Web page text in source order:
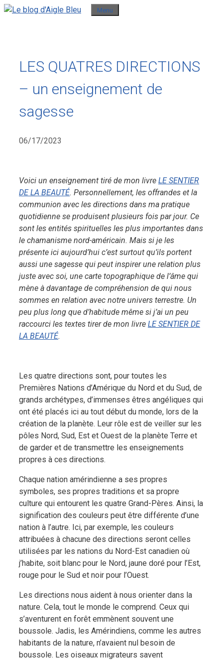
Aller
Menu
LES QUATRES DIRECTIONS
– un enseignement de
sagesse
06/17/2023
Voici un enseignement tiré de mon livre LE SENTIER
DE LA BEAUTÉ. Personnellement, les offrandes et la
communion avec les directions dans ma pratique
quotidienne se produisent plusieurs fois par jour. Ce
sont les entités spirituelles les plus importantes dans
le chamanisme nord-américain. Mais si je les
présente ici aujourd’hui c’est surtout qu’ils portent
aussi une sagesse qui peut inspirer une relation plus
juste avec soi, une carte topographique de l’âme qui
mène à davantage de compréhension de qui nous
sommes en relation avec notre univers terrestre. Un
peu plus long que d’habitude même si j’ai un peu
raccourci les textes tirer de mon livre LE SENTIER DE
LA BEAUTÉ.
Les quatre directions sont, pour toutes les
Premières Nations d’Amérique du Nord et du Sud, de
grands archétypes, d’immenses êtres angéliques qui
ont été placés ici au tout début du monde, lors de la
création de la planète. Leur rôle est de veiller sur les
pôles Nord, Sud, Est et Ouest de la planète Terre et
de garder et de transmettre les enseignements
propres à ces directions.
Chaque nation amérindienne a ses propres
symboles, ses propres traditions et sa propre
culture qui entourent les quatre Grand-Pères. Ainsi, la
signification des couleurs peut être différente d’une
nation à l’autre. Ici, par exemple, les couleurs
attribuées à chacune des directions seront celles
utilisées par les nations du Nord-Est canadien où
j’habite, soit blanc pour le Nord, jaune doré pour l’Est,
rouge pour le Sud et noir pour l’Ouest.
Les directions nous aident à nous orienter dans la
nature. Cela, tout le monde le comprend. Ceux qui
s’aventurent en forêt emmènent souvent une
boussole. Jadis, les Amérindiens, comme les autres
habitants de la nature, n’avaient nul besoin de
boussole. Les oiseaux migrateurs savent